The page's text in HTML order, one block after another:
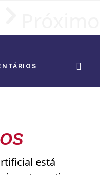
2019 (HONDA)